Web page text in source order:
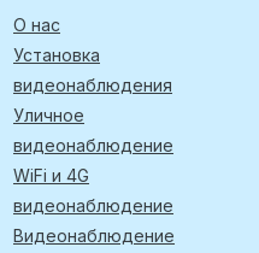
О нас
Установка
видеонаблюдения
Уличное
видеонаблюдение
WiFi и 4G
видеонаблюдение
Видеонаблюдение